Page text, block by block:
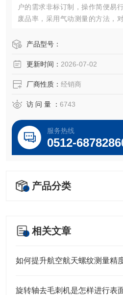
户的需求非标订制，操作简便易
废品率，采用气动测量的方法，
产品型号：
更新时间： 2026-07-02
厂商性质： 经销商
访 问 量 ： 6743
服务热线
0512-
产品分类
相关文章
如何提升航空航天螺纹测量精
旋转轴去毛刺机是怎样进行表